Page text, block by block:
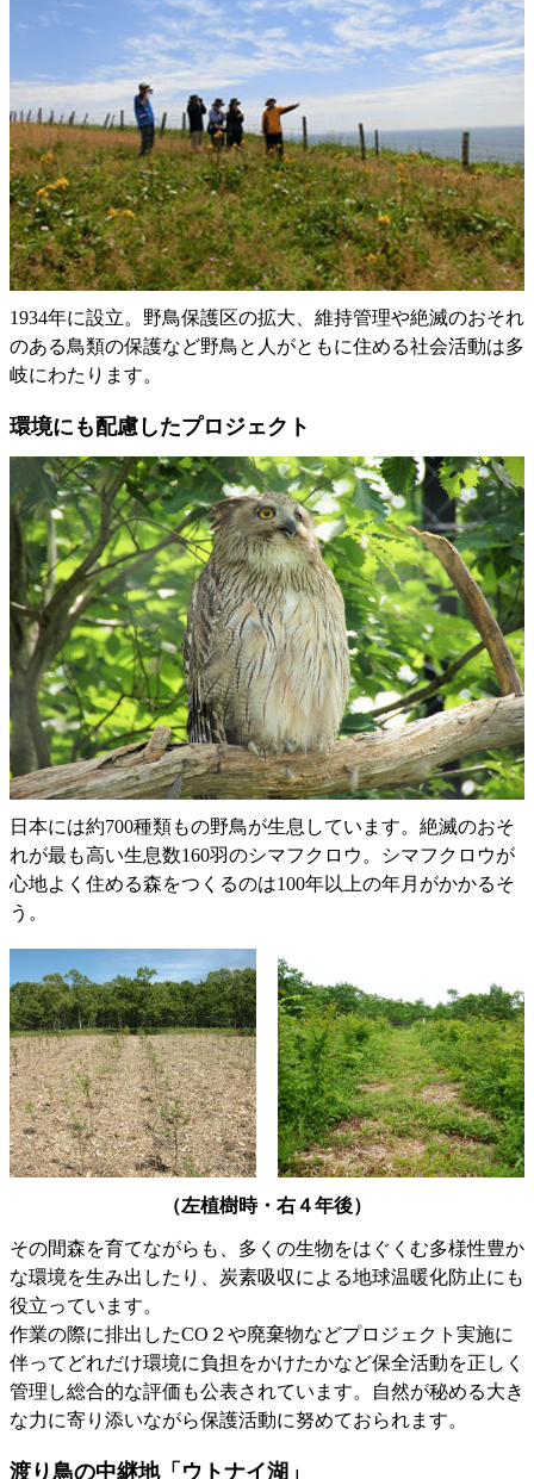
1934年に設立。野鳥保護区の拡大、維持管理や絶滅のおそれ
のある鳥類の保護など野鳥と人がともに住める社会活動は多
岐にわたります。
環境にも配慮したプロジェクト
日本には約700種類もの野鳥が生息しています。絶滅のおそ
れが最も高い生息数160羽のシマフクロウ。シマフクロウが
心地よく住める森をつくるのは100年以上の年月がかかるそ
う。
（左植樹時・右４年後）
その間森を育てながらも、多くの生物をはぐくむ多様性豊か
な環境を生み出したり、炭素吸収による地球温暖化防止にも
役立っています。
作業の際に排出したCO２や廃棄物などプロジェクト実施に
伴ってどれだけ環境に負担をかけたかなど保全活動を正しく
管理し総合的な評価も公表されています。自然が秘める大き
な力に寄り添いながら保護活動に努めておられます。
渡り鳥の中継地「ウトナイ湖」